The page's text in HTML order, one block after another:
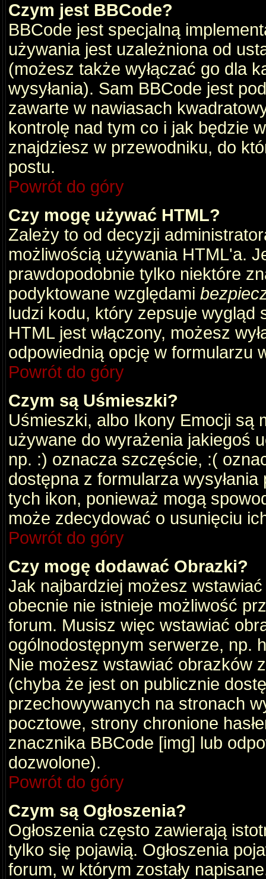
Czym jest BBCode?
BBCode jest specjalną
używania jest uzależniona od
(możesz także wyłączać go dla
wysyłania). Sam BBCode jest
zawarte w nawiasach
kontrolę nad tym co i jak będzie
znajdziesz w przewodniku, do
postu.
Powrót do góry
Czy mogę używać HTML?
Zależy to od decyzji
możliwością używania HTML'a.
prawdopodobnie tylko niektóre
podyktowane względami
ludzi kodu, który zepsuje wygląd
HTML jest włączony, możesz
odpowiednią opcję w formularzu
Powrót do góry
Czym są Uśmieszki?
Uśmieszki, albo Ikony Emocji są
używane do wyrażenia jakiegoś
np. :) oznacza szczęście, :(
dostępna z formularza
tych ikon, ponieważ mogą
może zdecydować o usunięciu
Powrót do góry
Czy mogę dodawać Obrazki?
Jak najbardziej możesz
obecnie nie istnieje możliwość
forum. Musisz więc wstawiać
ogólnodostępnym serwerze, np.
Nie możesz wstawiać obrazków
(chyba że jest on publicznie
przechowywanych na stronach
pocztowe, strony chronione
znacznika BBCode [img] lub
dozwolone).
Powrót do góry
Czym są Ogłoszenia?
Ogłoszenia często zawierają
tylko się pojawią. Ogłoszenia
forum, w którym zostały